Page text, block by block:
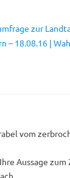
zur
– 18.08.16 |
vom
Aussage zum